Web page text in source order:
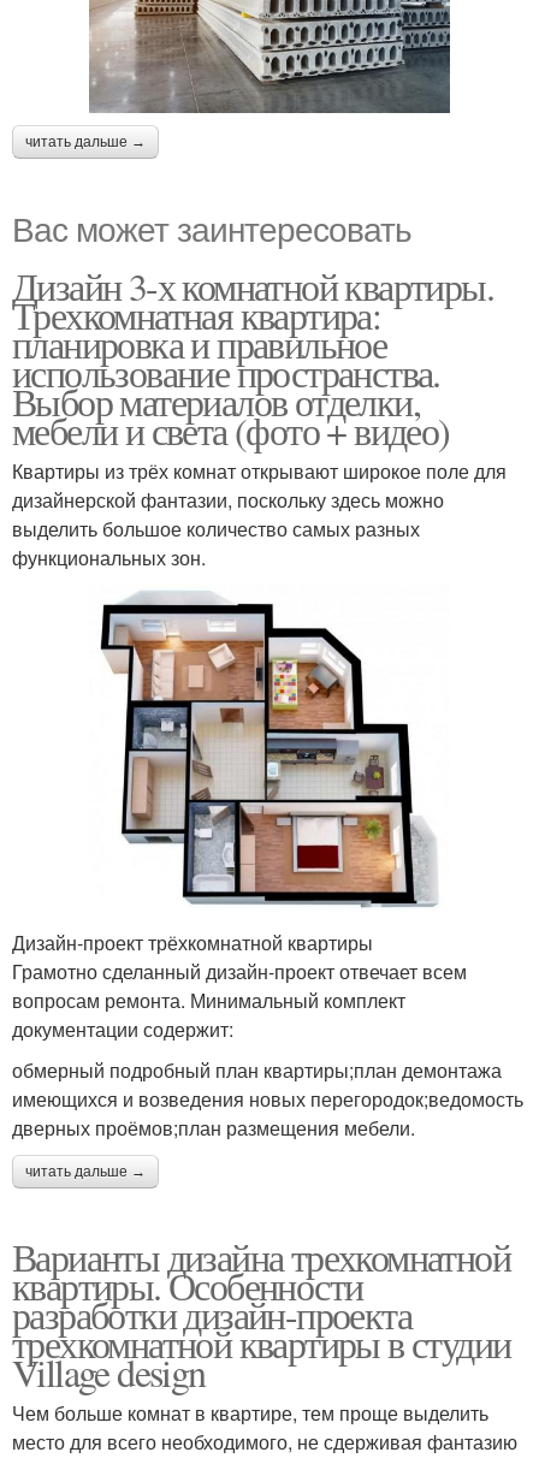
читать дальше →
Вас может заинтересовать
Дизайн 3-х комнатной квартиры.
Трехкомнатная квартира:
планировка и правильное
использование пространства.
Выбор материалов отделки,
мебели и света (фото + видео)
Квартиры из трёх комнат открывают широкое поле для
дизайнерской фантазии, поскольку здесь можно
выделить большое количество самых разных
функциональных зон.
Дизайн-проект трёхкомнатной квартиры
Грамотно сделанный дизайн-проект отвечает всем
вопросам ремонта. Минимальный комплект
документации содержит:
обмерный подробный план квартиры;план демонтажа
имеющихся и возведения новых перегородок;ведомость
дверных проёмов;план размещения мебели.
читать дальше →
Варианты дизайна трехкомнатной
квартиры. Особенности
разработки дизайн-проекта
трехкомнатной квартиры в студии
Village design
Чем больше комнат в квартире, тем проще выделить
место для всего необходимого, не сдерживая фантазию